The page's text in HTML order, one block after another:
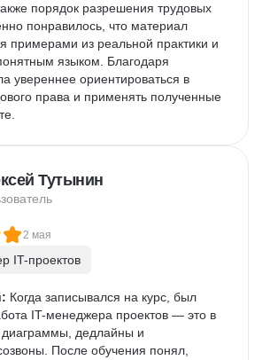
порядок разрешения трудовых
понравилось, что материал
примерами из реальной практики и
языком. Благодаря
увереннее ориентироваться в
права и применять полученные
Тутынин
2 мая
IT-проектов
Когда записывался на курс, был
IT-менеджера проектов — это в
дедлайны и
После обучения понял,